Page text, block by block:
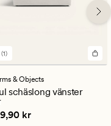
(1)
& Objects
schäslong vänster
999,90 kr
kr